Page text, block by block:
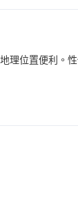
理位置便利。